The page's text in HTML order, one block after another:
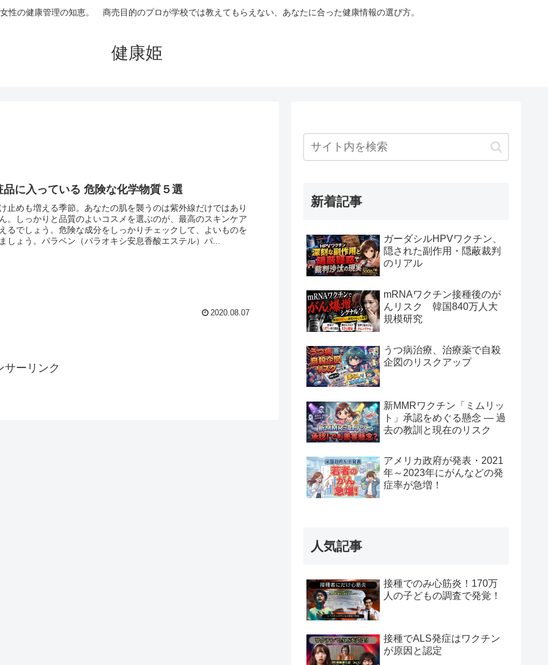
性の健康管理の知恵。 商売目的のプロが学校では教えてもらえない、あなたに合った健康情報の選び方。
健康姫
品に入っている 危険な化学物質５選
止めも増える季節。あなたの肌を襲うのは紫外線だけではあり
。しっかりと品質のよいコスメを選ぶのが、最高のスキンケア
るでしょう。危険な成分をしっかりチェックして、よいものを
しょう。パラベン（パラオキシ安息香酸エステル）パ...
2020.08.07
サーリンク
新着記事
ガーダシルHPVワクチン、
隠された副作用・隠蔽裁判
のリアル
mRNAワクチン接種後のが
んリスク 韓国840万人大
規模研究
うつ病治療、治療薬で自殺
企図のリスクアップ
新MMRワクチン「ミムリッ
ト」承認をめぐる懸念 — 過
去の教訓と現在のリスク
アメリカ政府が発表・2021
年～2023年にがんなどの発
症率が急増！
人気記事
接種でのみ心筋炎！170万
人の子どもの調査で発覚！
接種でALS発症はワクチン
が原因と認定